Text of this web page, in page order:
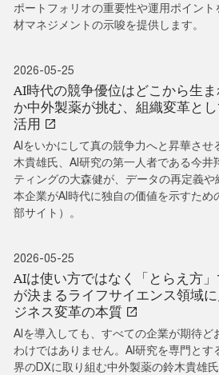
ポートフォリオの重要性や運用ポイント
材マネジメントの示唆を提供します。
2026-05-25
AI時代の競争優位はどこから生
か中外製薬が挑む、組織変革と
活用
AIをいかにして真の競争力へと昇華させ
木貴雄氏、AI研究の第一人者である今
ティングの大森健が、データの再定義や
本企業がAI時代に独自の価値を示すため
部サイト）。
2026-05-25
AIは使い方ではなく「とらえ方
が決まるライフサイエンス領域
ジネス変革の本質
AIを導入しても、すべての企業が期待ど
わけではありません。AI研究を専門とす
界のDXに取り組む中外製薬の鈴木貴雄